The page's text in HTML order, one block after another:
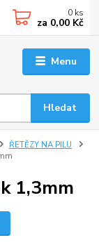
Menu
Hledat
0 ks
za 0,00 Kč
ŘETĚZY NA PILU
1,3mm